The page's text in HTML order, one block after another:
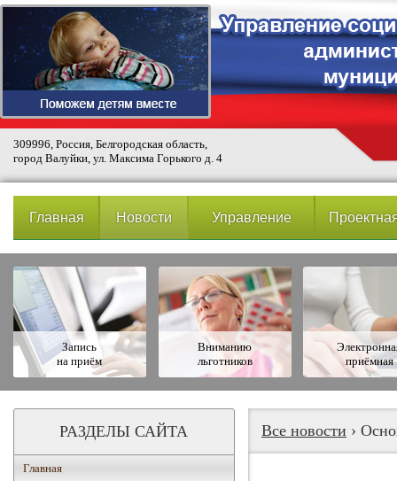
309996, Россия, Белгородская область,
город Валуйки, ул. Максима Горького д. 4
Главная Новости Управление
Запись
на приём
Вниманию
льготников
приёмная
РАЗДЕЛЫ САЙТА
Главная
Все новости ›